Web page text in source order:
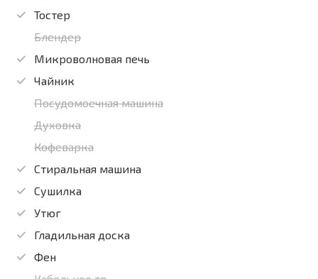
Тостер
Блендер
Микроволновая печь
Чайник
Посудомоечная машина
Духовка
Кофеварка
Стиральная машина
Сушилка
Утюг
Гладильная доска
Фен